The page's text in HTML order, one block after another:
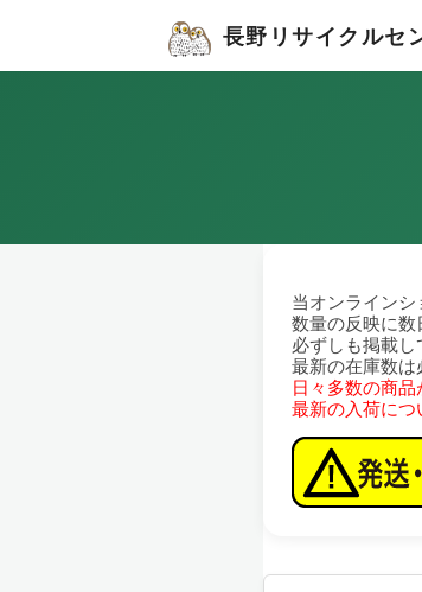
長野リサイクルセ
当オンラインシ
数量の反映に数
必ずしも掲載し
最新の在庫数は
日々多数の商
最新の入荷につ